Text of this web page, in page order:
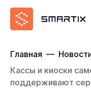
Главная —
Кассы и киоски
поддерживают